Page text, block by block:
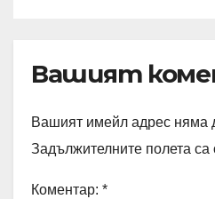
Вашият
Вашият имейл адрес няма
Задължителните полета са
Коментар: *